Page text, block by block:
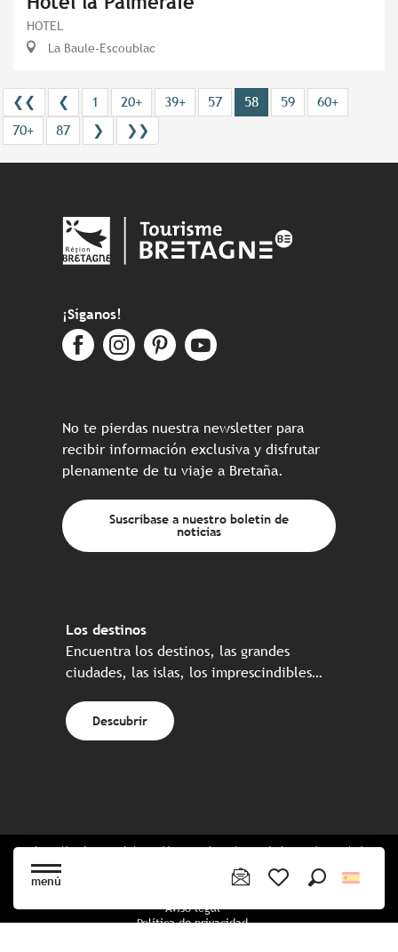
menú
HOTEL
La Baule-Escoublac
❮❮ ❮ 1 20+ 39+ 57 58 59
60+
70+
87 ❯ ❯❯
¡Síganos!
No te pierdas nuestra newsletter para
recibir información exclusiva y disfrutar
plenamente de tu viaje a Bretaña.
Suscríbase a nuestro boletín de
noticias
Los destinos
Encuentra los destinos, las grandes
ciudades, las islas, los imprescindibles…
Descubrir
Web realizada en colaboración con el conjunto de los socios turísticos
Aviso legal
Política de privacidad